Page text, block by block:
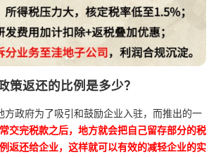
策返还的比例是多少？
方政府为了吸引和鼓励企业入驻，而推出的一
交完税款之后，地方就会把自己留存部分的税
返还给企业，这样就可以有效的减轻企业的实